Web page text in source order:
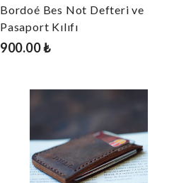
Bordoé Bes Not Defteri ve
Pasaport Kılıfı
900.00 ₺